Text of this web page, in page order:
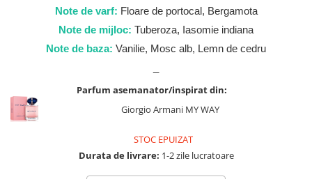
Note de varf: Floare de portocal, Bergamota
Note de mijloc: Tuberoza, Iasomie indiana
Note de baza: Vanilie, Mosc alb, Lemn de cedru
Parfum asemanator/inspirat din:
Giorgio Armani MY WAY
STOC EPUIZAT
Durata de livrare: 1-2 zile lucratoare